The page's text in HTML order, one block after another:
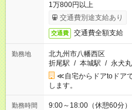
1万800円以上
交通費別途支給あり
交通費 交通費全額支給
勤務地
北九州市八幡西区
折尾駅 / 本城駅 / 永犬
≪自宅からドアtoドア
します。
勤務時間
9:00～18:00（休憩60分） ■ご希望があれば下記シフトもOK！